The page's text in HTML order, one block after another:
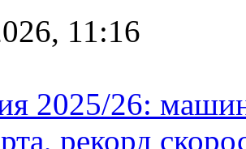
11:16
2025/26:
рекорд